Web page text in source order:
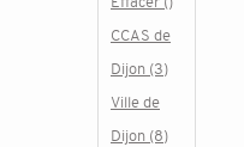
CCAS de
Dijon (3)
Ville de
Dijon (8)